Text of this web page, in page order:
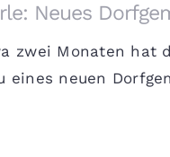
Neues
zwei Monaten hat
eines neuen